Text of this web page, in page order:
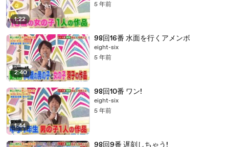
1:22
5 年前
2:40
98回16番 水面を行くアメンボ
eight-six
5 年前
1:44
98回10番 ワン!
eight-six
5 年前
98回9番 遅刻しちゃう!